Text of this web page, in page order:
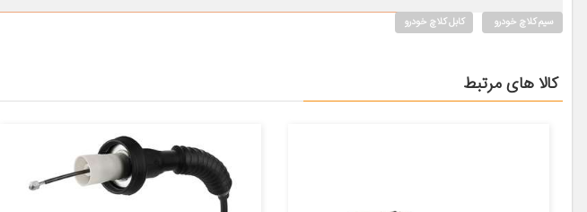
سیم کلاچ خودرو کابل کلاچ خودرو
کالا های مرتبط